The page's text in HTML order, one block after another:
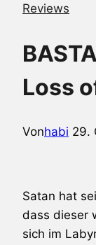
Reviews
Loss
Vonhabi 29.
Satan hat
dass dieser
sich im